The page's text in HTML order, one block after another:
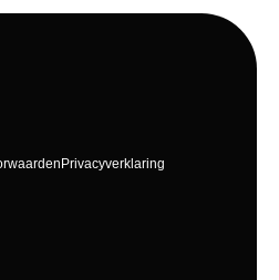
Privacyverklaring